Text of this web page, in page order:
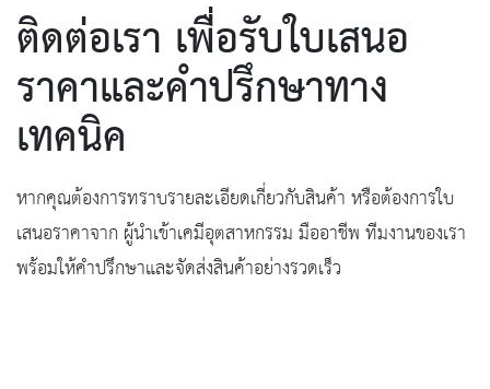
ติดต่อเรา เพื่อรับใบเสนอ
ราคาและคำปรึกษาทาง
เทคนิค
หากคุณต้องการทราบรายละเอียดเกี่ยวกับสินค้า หรือต้องการใบ
เสนอราคาจาก ผู้นำเข้าเคมีอุตสาหกรรม มืออาชีพ ทีมงานของเรา
พร้อมให้คำปรึกษาและจัดส่งสินค้าอย่างรวดเร็ว